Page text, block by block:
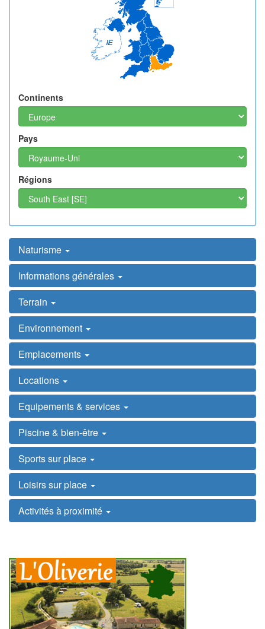
Continents
Pays
Régions
Naturisme
Informations générales
Terrain
Environnement
Emplacements
Locations
Equipements & services
Piscine & bien-être
Sports sur place
Loisirs sur place
Activités à proximité